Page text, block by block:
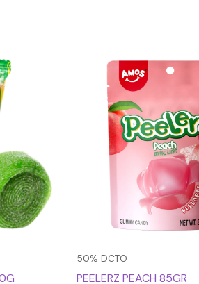
50% DCTO
PEELERZ PEACH 85GR
precio
original
era:
$3.990.
precio
actual
$1.995.